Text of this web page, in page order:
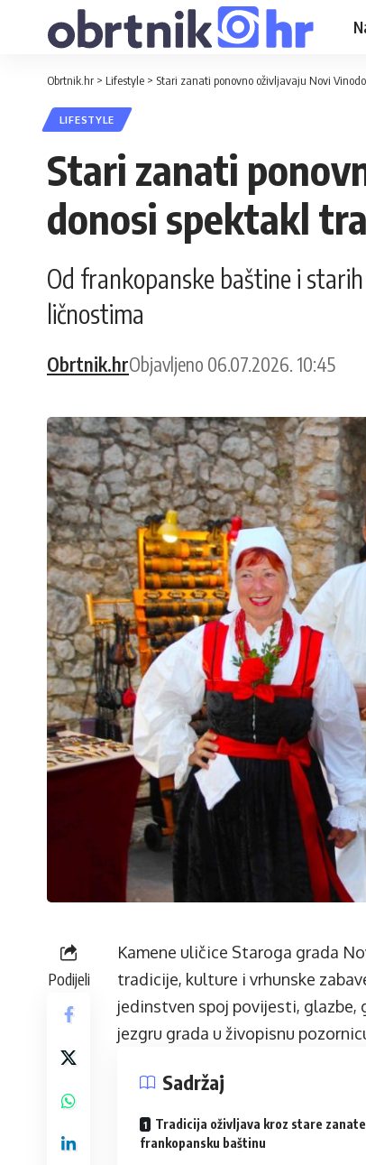
Obrtnik.hr > Lifestyle > Stari zanati ponovno oživljavaju Novi
LIFESTYLE
Stari zanati
donosi spektakl
Od frankopanske baštine i
ličnostima
Obrtnik.hrObjavljeno 06.07.2026. 10:45
Podijeli
Kamene uličice Staroga grada
tradicije, kulture i vrhunske
jedinstven spoj povijesti,
jezgru grada u živopisnu
Sadržaj
Tradicija oživljava kroz stare
frankopansku baštinu